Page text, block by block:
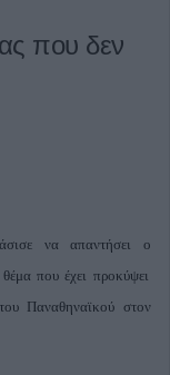
που δεν
να απαντήσει ο
που έχει προκύψει
Παναθηναϊκού στον